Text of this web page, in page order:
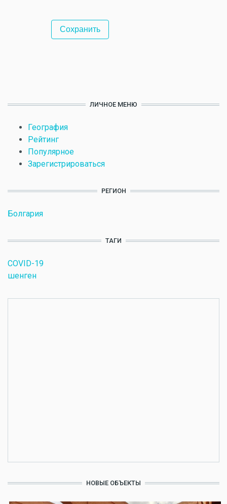
ЛИЧНОЕ МЕНЮ
География
Рейтинг
Популярное
Зарегистрироваться
РЕГИОН
Болгария
ТАГИ
COVID-19
шенген
НОВЫЕ ОБЪЕКТЫ